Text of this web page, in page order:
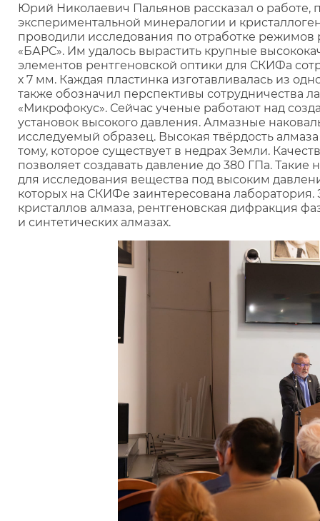
Юрий Николаевич Пальянов рассказал о
экспериментальной минералогии и
проводили исследования по отработке режимов
«БАРС». Им удалось вырастить крупные
элементов рентгеновской оптики для СКИФа
х 7 мм. Каждая пластинка изготавливалась из
также обозначил перспективы сотрудничества
«Микрофокус». Сейчас ученые работают над
установок высокого давления. Алмазные
исследуемый образец. Высокая твёрдость
тому, которое существует в недрах Земли.
позволяет создавать давление до 380 ГПа.
для исследования вещества под высоким
которых на СКИФе заинтересована
кристаллов алмаза, рентгеновская дифракция
и синтетических алмазах.